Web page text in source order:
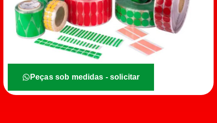
Peças sob medidas - solicitar